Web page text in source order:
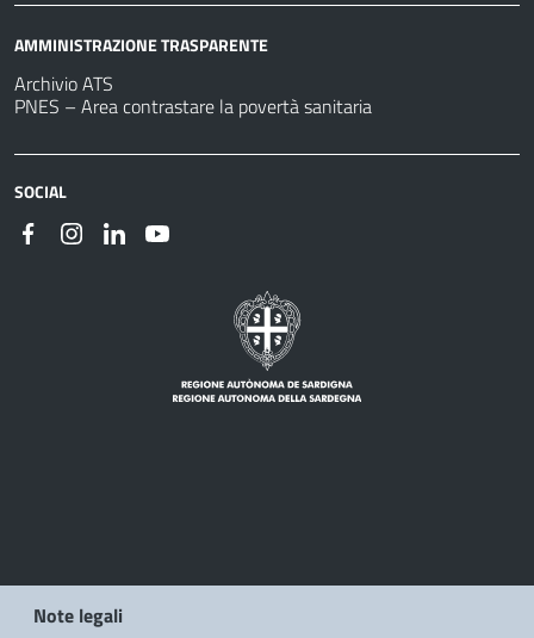
AMMINISTRAZIONE TRASPARENTE
Archivio ATS
PNES – Area contrastare la povertà sanitaria
SOCIAL
Note legali